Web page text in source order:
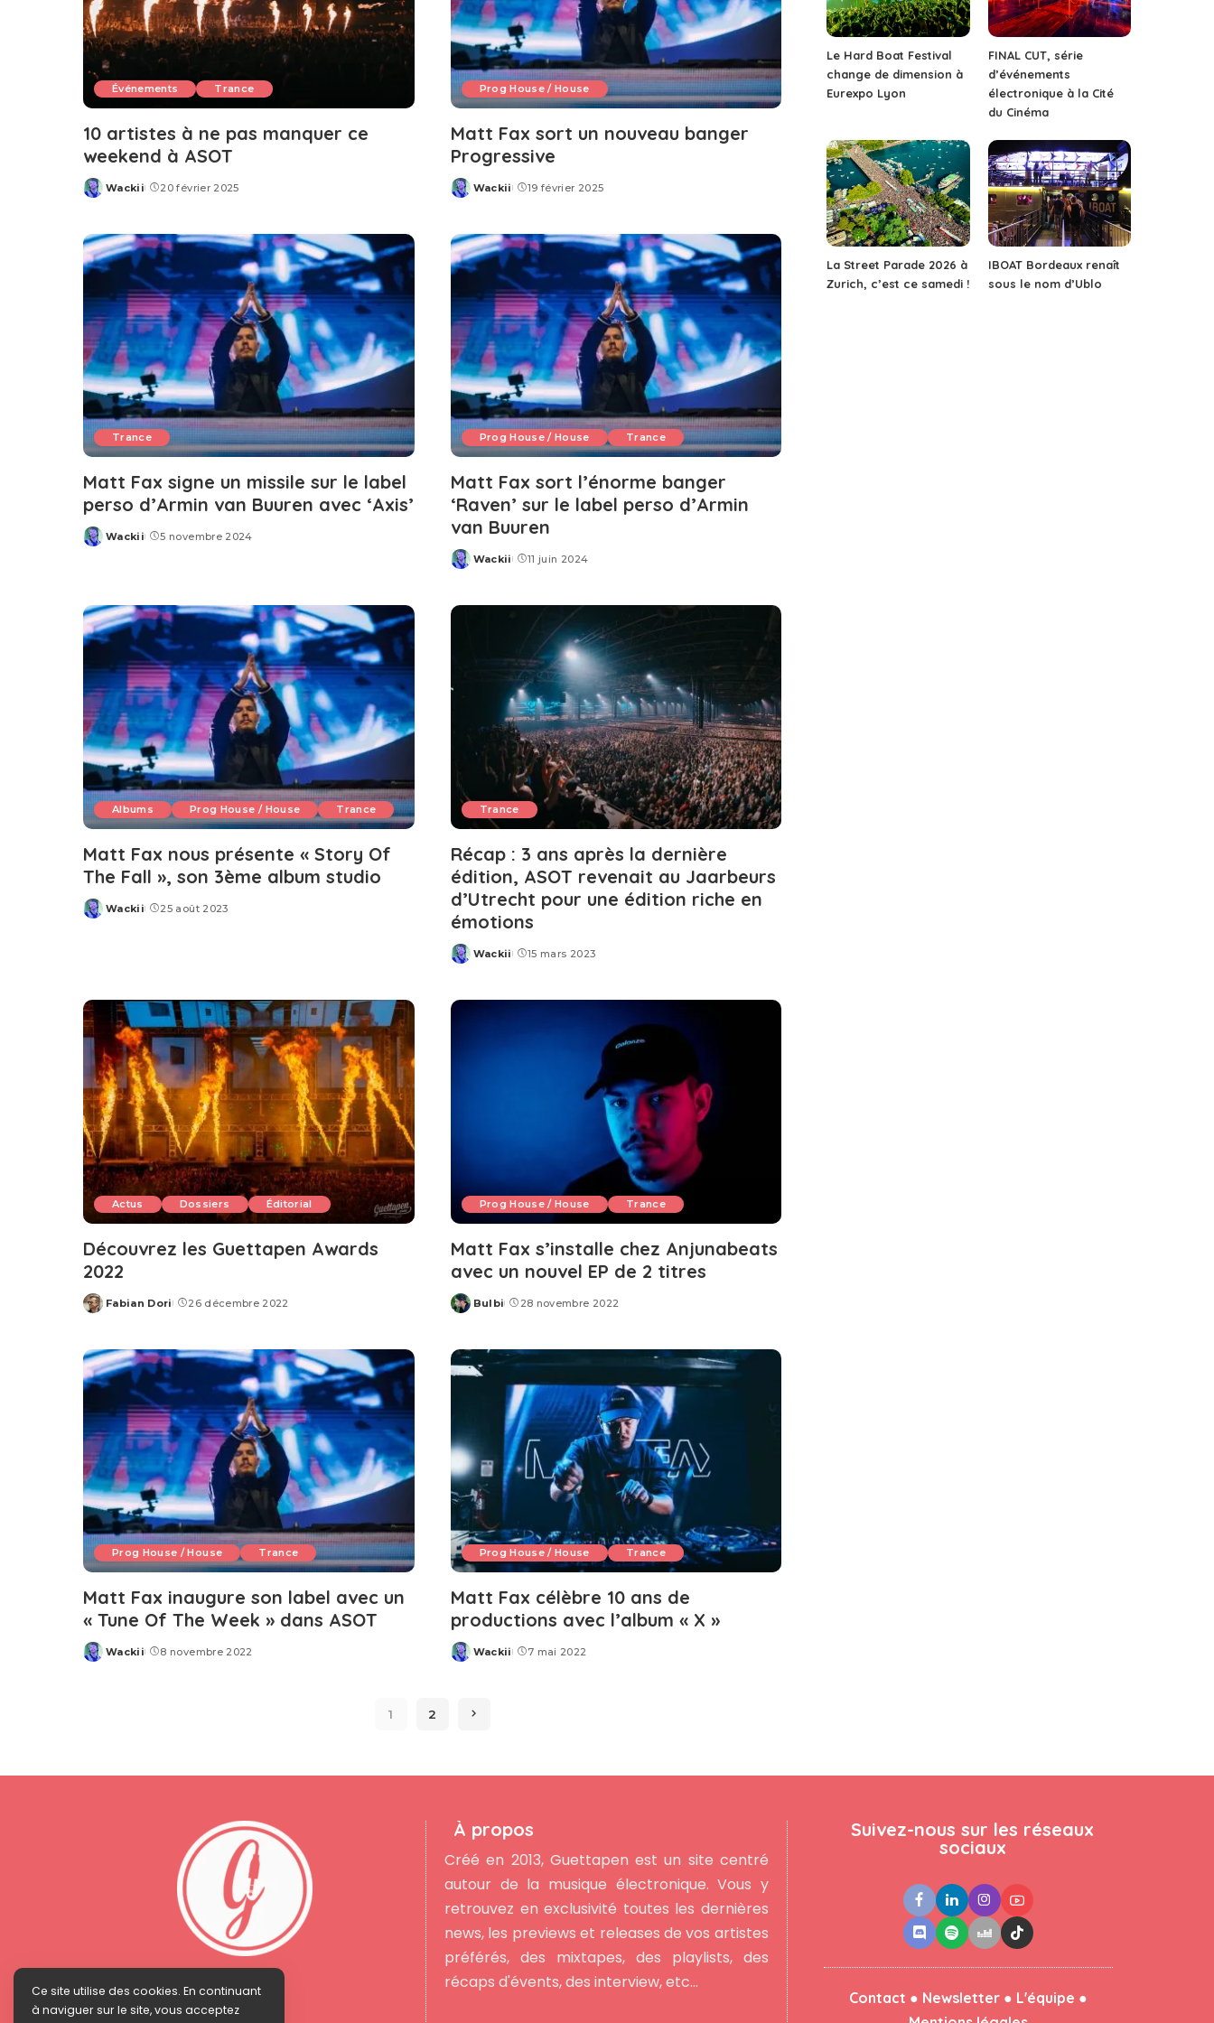
Événements Trance
10 artistes à ne pas manquer ce
weekend à ASOT
Posted
Wackii 20 février 2025
Prog House / House
Matt Fax sort un nouveau banger
Progressive
Posted
Wackii 19 février 2025
Trance
Matt Fax signe un missile sur le label
perso d’Armin van Buuren avec ‘Axis’
Posted
Wackii 5 novembre 2024
Prog House / House Trance
Matt Fax sort l’énorme banger
‘Raven’ sur le label perso d’Armin
van Buuren
Posted
Wackii 11 juin 2024
Albums Prog House / House Trance
Matt Fax nous présente « Story Of
The Fall », son 3ème album studio
Posted
Wackii 25 août 2023
Trance
Récap : 3 ans après la dernière
édition, ASOT revenait au Jaarbeurs
d’Utrecht pour une édition riche en
émotions
Posted
Wackii 15 mars 2023
Actus Dossiers Éditorial
Découvrez les Guettapen Awards
2022
Posted
Fabian Dori 26 décembre 2022
Prog House / House Trance
Matt Fax s’installe chez Anjunabeats
avec un nouvel EP de 2 titres
Posted
Bulbi 28 novembre 2022
Prog House / House Trance
Matt Fax inaugure son label avec un
« Tune Of The Week » dans ASOT
Posted
Wackii 8 novembre 2022
Prog House / House Trance
Matt Fax célèbre 10 ans de
productions avec l’album « X »
Posted
Wackii 7 mai 2022
1 2
Le Hard Boat Festival
change de dimension à
Eurexpo Lyon
FINAL CUT, série
d’événements
électronique à la Cité
du Cinéma
La Street Parade 2026 à
Zurich, c’est ce samedi !
IBOAT Bordeaux renaît
sous le nom d’Ublo
À propos
Créé en 2013, Guettapen est un site centré
autour de la musique électronique. Vous y
retrouvez en exclusivité toutes les dernières
news, les previews et releases de vos artistes
préférés, des mixtapes, des playlists, des
récaps d'évents, des interview, etc...
Suivez-nous sur les réseaux
sociaux
Contact ● Newsletter ● L'équipe ●
Ce site utilise des cookies. En continuant
à naviguer sur le site, vous acceptez